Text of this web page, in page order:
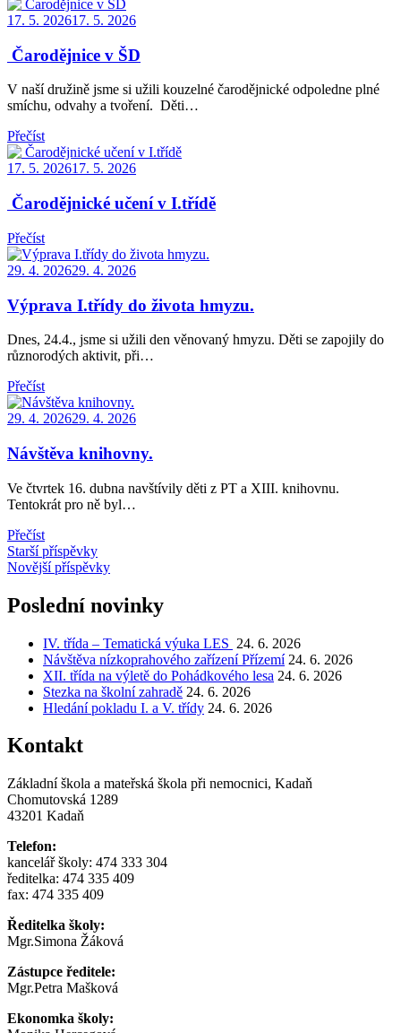
Posted
17. 5. 202617. 5. 2026
Čarodějnice v ŠD
V naší družině jsme si užili kouzelné čarodějnické odpoledne plné
smíchu, odvahy a tvoření. Děti…
Přečíst
Posted
17. 5. 202617. 5. 2026
Čarodějnické učení v I.třídě
Přečíst
Posted
29. 4. 202629. 4. 2026
Výprava I.třídy do života hmyzu.
Dnes, 24.4., jsme si užili den věnovaný hmyzu. Děti se zapojily do
různorodých aktivit, při…
Přečíst
Posted
29. 4. 202629. 4. 2026
Návštěva knihovny.
Ve čtvrtek 16. dubna navštívily děti z PT a XIII. knihovnu.
Tentokrát pro ně byl…
Přečíst
Navigace
pro
příspěvky
Starší příspěvky
Novější příspěvky
Poslední novinky
IV. třída – Tematická výuka LES 24. 6. 2026
Návštěva nízkoprahového zařízení Přízemí 24. 6. 2026
XII. třída na výletě do Pohádkového lesa 24. 6. 2026
Stezka na školní zahradě 24. 6. 2026
Hledání pokladu I. a V. třídy 24. 6. 2026
Kontakt
Základní škola a mateřská škola při nemocnici, Kadaň
Chomutovská 1289
43201 Kadaň
Telefon:
kancelář školy: 474 333 304
ředitelka: 474 335 409
fax: 474 335 409
Ředitelka školy:
Mgr.Simona Žáková
Zástupce ředitele:
Mgr.Petra Mašková
Ekonomka školy: